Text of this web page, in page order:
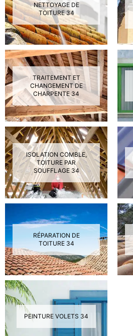
NETTOYAGE DE
TOITURE 34
TRAITEMENT ET
CHANGEMENT DE
CHARPENTE 34
ISOLATION COMBLE,
TOITURE PAR
SOUFFLAGE 34
RÉPARATION DE
TOITURE 34
PEINTURE VOLETS 34